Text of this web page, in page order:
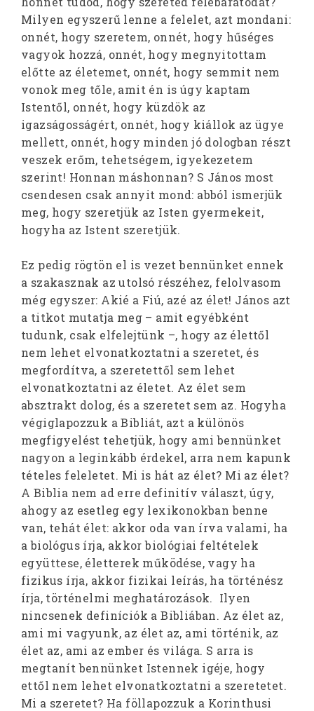
Milyen egyszerű lenne a felelet, azt mondani:
onnét, hogy szeretem, onnét, hogy hűséges
vagyok hozzá, onnét, hogy megnyitottam
előtte az életemet, onnét, hogy semmit nem
vonok meg tőle, amit én is úgy kaptam
Istentől, onnét, hogy küzdök az
igazságosságért, onnét, hogy kiállok az ügye
mellett, onnét, hogy minden jó dologban részt
veszek erőm, tehetségem, igyekezetem
szerint! Honnan máshonnan? S János most
csendesen csak annyit mond: abból ismerjük
meg, hogy szeretjük az Isten gyermekeit,
hogyha az Istent szeretjük.
Ez pedig rögtön el is vezet bennünket ennek
a szakasznak az utolsó részéhez, felolvasom
még egyszer: Akié a Fiú, azé az élet! János azt
a titkot mutatja meg – amit egyébként
tudunk, csak elfelejtünk –, hogy az élettől
nem lehet elvonatkoztatni a szeretet, és
megfordítva, a szeretettől sem lehet
elvonatkoztatni az életet. Az élet sem
absztrakt dolog, és a szeretet sem az. Hogyha
végiglapozzuk a Bibliát, azt a különös
megfigyelést tehetjük, hogy ami bennünket
nagyon a leginkább érdekel, arra nem kapunk
tételes feleletet. Mi is hát az élet? Mi az élet?
A Biblia nem ad erre definitív választ, úgy,
ahogy az esetleg egy lexikonokban benne
van, tehát élet: akkor oda van írva valami, ha
a biológus írja, akkor biológiai feltételek
együttese, életterek működése, vagy ha
fizikus írja, akkor fizikai leírás, ha történész
írja, történelmi meghatározások. Ilyen
nincsenek definíciók a Bibliában. Az élet az,
ami mi vagyunk, az élet az, ami történik, az
élet az, ami az ember és világa. S arra is
megtanít bennünket Istennek igéje, hogy
ettől nem lehet elvonatkoztatni a szeretetet.
Mi a szeretet? Ha föllapozzuk a Korinthusi